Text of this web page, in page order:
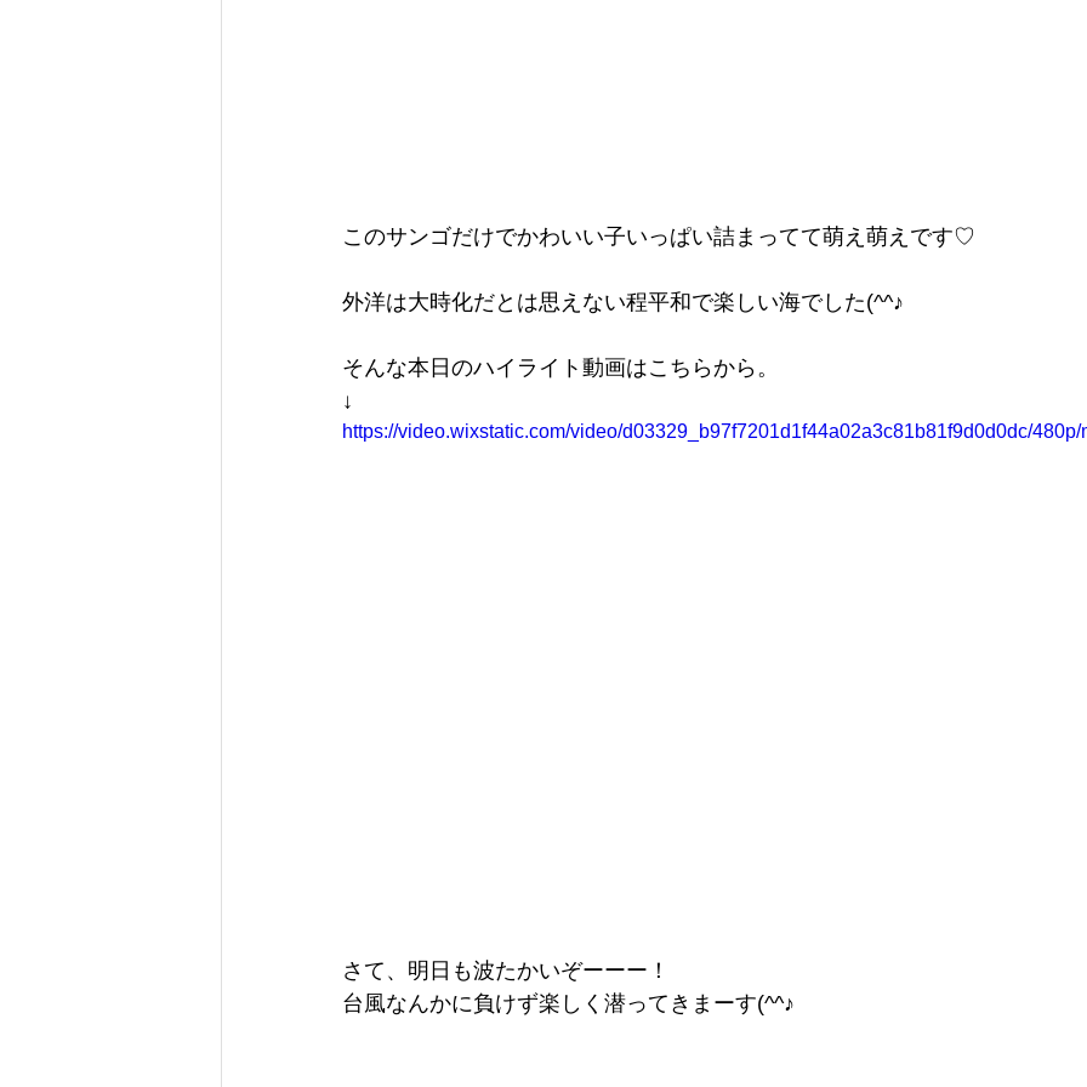
このサンゴだけでかわいい子いっぱい詰まってて萌え萌えです♡
外洋は大時化だとは思えない程平和で楽しい海でした(^^♪
そんな本日のハイライト動画はこちらから。
↓
https://video.wixstatic.com/video/d03329_b97f7201d1f44a02a3c81b81f9d0d0dc/480p/
さて、明日も波たかいぞーーー！
台風なんかに負けず楽しく潜ってきまーす(^^♪